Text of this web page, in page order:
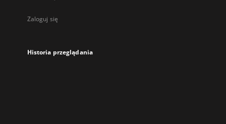
Zaloguj się
Historia przeglądania